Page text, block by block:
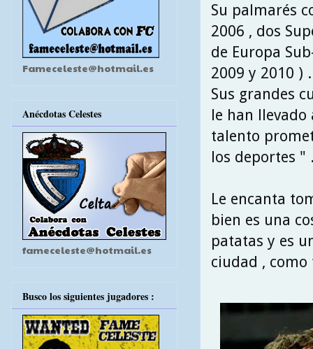
Su palmarés
2006 , dos
de Europa
2009 y 2010 ) .
Sus grandes
le han
talento
los deportes "
Le encanta
bien es una
patatas y es
ciudad , como
Fameceleste@hotmail.es
Anécdotas Celestes
fameceleste@hotmail.es
Busco los siguientes jugadores :